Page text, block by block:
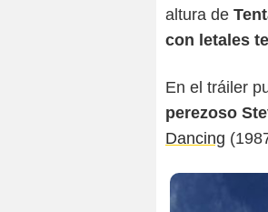
altura de
con letales
En el tráiler
perezoso
Dancing